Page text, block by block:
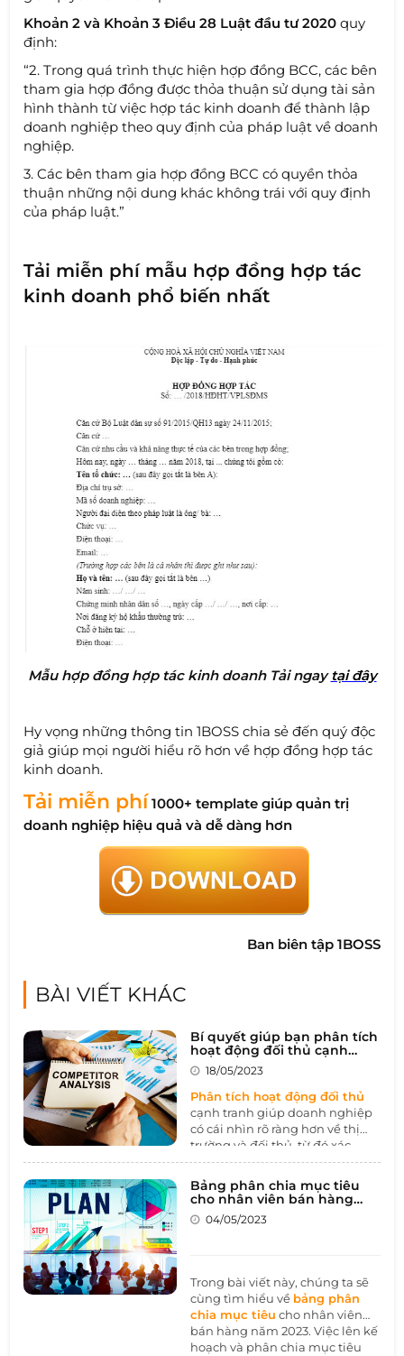
Khoản 2 và Khoản 3 Điều 28 Luật đầu tư 2020quy
định:
“2. Trong quá trình thực hiện hợp đồng BCC, các bên
tham gia hợp đồng được thỏa thuận sử dụng tài sản
hình thành từ việc hợp tác kinh doanh để thành lập
doanh nghiệp theo quy định của pháp luật về doanh
nghiệp.
3. Các bên tham gia hợp đồng BCC có quyền thỏa
thuận những nội dung khác không trái với quy định
của pháp luật.”
Tải miễn phí mẫu hợp đồng hợp tác
kinh doanh phổ biến nhất
Mẫu hợp đồng hợp tác kinh doanh Tải ngay tại đây
Hy vọng những thông tin 1BOSS chia sẻ đến quý độc
giả giúp mọi người hiểu rõ hơn về hợp đồng hợp tác
kinh doanh.
Tải miễn phí 1000+ template giúp quản trị
doanh nghiệp hiệu quả và dễ dàng hơn
Ban biên tập 1BOSS
BÀI VIẾT KHÁC
Bí quyết giúp bạn phân tích
hoạt động đối thủ cạnh
tranh dễ dàng
18/05/2023
Phân tích hoạt động đối thủ
cạnh tranh giúp doanh nghiệp
có cái nhìn rõ ràng hơn về thị
trường và đối thủ, từ đó xác
định được điểm mạnh và điểm
yếu của sản phẩm hoặc dịch vụ
mình đang cung cấp. Hãy cùng
1BOSS tìm hiểu cách phân tích
hoạt động đối thủ cạnh tranh
Bảng phân chia mục tiêu
cho nhân viên bán hàng
năm 2023
04/05/2023
Trong bài viết này, chúng ta sẽ
cùng tìm hiểu về bảng phân
chia mục tiêu cho nhân viên
bán hàng năm 2023. Việc lên kế
hoạch và phân chia mục tiêu